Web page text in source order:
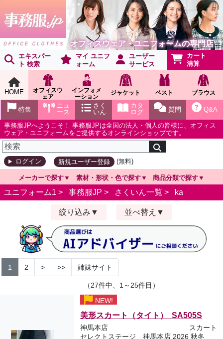
オフィスウェア・ユニフォームの専門店
エキスパー
ト 検索
マイ ユニフ
ォーム
ユーザー
サービス
カート
清算
HOME
オフィスウ
ェア
インフォメ
ーション
ショールー
ム
ジャケット ベスト ブラウス
Q&A
質問
カタ
ログ
さく
いん
ニュ
ース
特集
事務服JPへようこそ！ 事務服JPは全国の法人・個人の皆様に、オフィス
ウェア・ユニフォームをご提供するオンラインショップです。
ログイン 新規ユーザー登録 (無料)
メーカーで探す 素材・形状・色で探す 商品分類で探す
ユニフォーム1 > 事務服JP > さくいん一覧 > ka
絞り込み 並べ替え
1 2 > >> 姉妹サイト
（27件中、1～25件目）
NEW!
美形スカート（タイト） SA505S
神馬本店
スカート
セレクトステージ 神馬本店 2026 秋冬